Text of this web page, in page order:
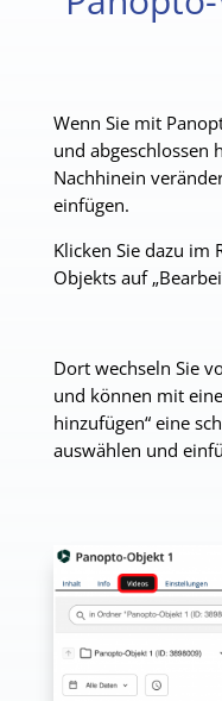
Wenn Sie mit
und abgeschlossen
Nachhinein
einfügen.
Klicken Sie dazu im
Objekts auf
Dort wechseln Sie
und können mit
hinzufügen“ eine
auswählen und